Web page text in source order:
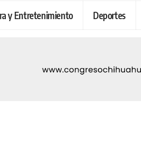
y Entretenimiento Deportes